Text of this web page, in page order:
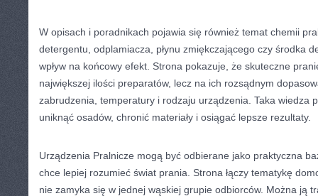
W opisach i poradnikach pojawia się również temat chemii
detergentu, odplamiacza, płynu zmiękczającego czy środka
wpływ na końcowy efekt. Strona pokazuje, że skuteczne
największej ilości preparatów, lecz na ich rozsądnym
zabrudzenia, temperatury i rodzaju urządzenia. Taka wiedza
uniknąć osadów, chronić materiały i osiągać lepsze rezultaty.
Urządzenia Pralnicze mogą być odbierane jako praktyczna
chce lepiej rozumieć świat prania. Strona łączy tematykę
nie zamyka się w jednej wąskiej grupie odbiorców. Można ją